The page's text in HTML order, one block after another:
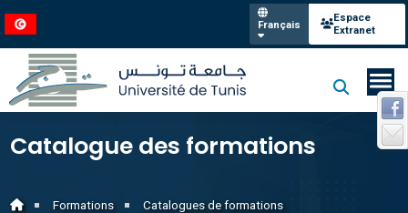
Français
Espace
Extranet
Catalogue des formations
Formations Catalogues de formations